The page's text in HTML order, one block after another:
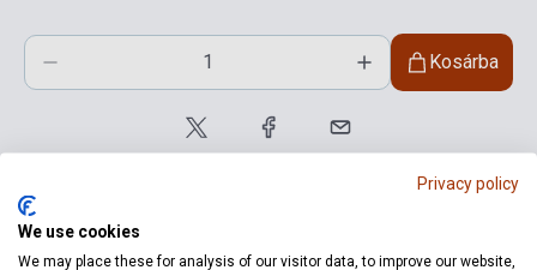
Kosárba
Privacy policy
We use cookies
We may place these for analysis of our visitor data, to improve our website,